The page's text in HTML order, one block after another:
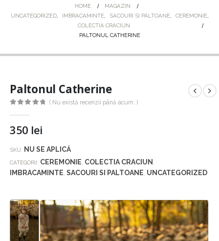
HOME
MAGAZIN
UNCATEGORIZED, IMBRACAMINTE, SACOURI SI PALTOANE, CEREMONIE,
COLECTIA CRACIUN
PALTONUL CATHERINE
Paltonul Catherine
( Nu există recenzii până acum. )
350 lei
SKU: NU SE APLICĂ
CATEGORII: CEREMONIE, COLECTIA CRACIUN ,
IMBRACAMINTE, SACOURI SI PALTOANE, UNCATEGORIZED